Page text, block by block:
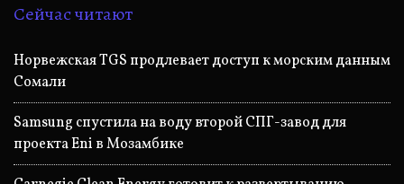
Сейчас читают
Норвежская TGS продлевает доступ к морским данным
Сомали
Samsung спустила на воду второй СПГ-завод для
проекта Eni в Мозамбике